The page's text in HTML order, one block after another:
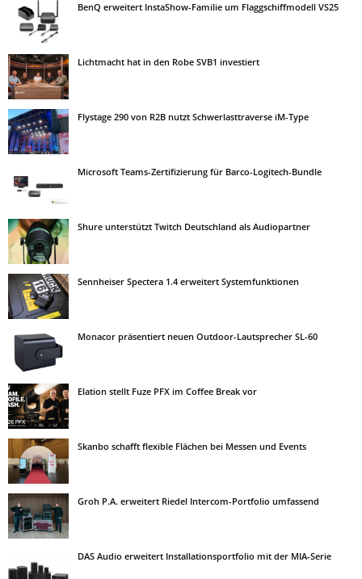
BenQ erweitert InstaShow-Familie um Flaggschiffmodell VS25
Lichtmacht hat in den Robe SVB1 investiert
Flystage 290 von R2B nutzt Schwerlasttraverse iM-Type
Microsoft Teams-Zertifizierung für Barco-Logitech-Bundle
Shure unterstützt Twitch Deutschland als Audiopartner
Sennheiser Spectera 1.4 erweitert Systemfunktionen
Monacor präsentiert neuen Outdoor-Lautsprecher SL-60
Elation stellt Fuze PFX im Coffee Break vor
Skanbo schafft flexible Flächen bei Messen und Events
Groh P.A. erweitert Riedel Intercom-Portfolio umfassend
DAS Audio erweitert Installationsportfolio mit der MIA-Serie